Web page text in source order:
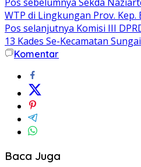
WTP di Lingkungan Prov. Kep.
Pos selanjutnya Komisi III
13 Kades Se-Kecamatan
Komentar
Baca Juga